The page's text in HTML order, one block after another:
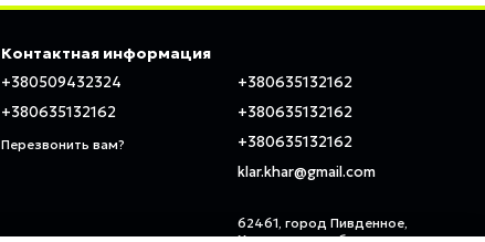
Контактная информация
+380509432324
+380635132162
Перезвонить вам?
+380635132162
+380635132162
+380635132162
klar.khar@gmail.com
62461, город Пивденное,